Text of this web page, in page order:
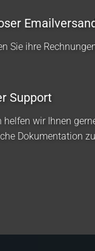
Sie ihre
Support
helfen wir Ihnen
Dokumentation